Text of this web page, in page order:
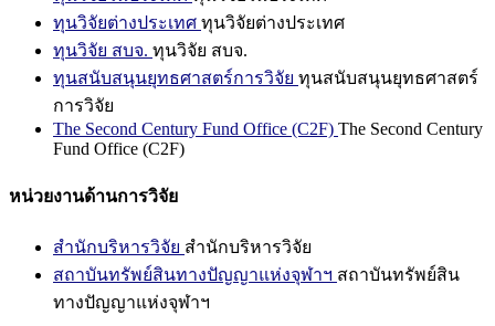
ทุนวิจัยต่างประเทศ ทุนวิจัยต่างประเทศ
ทุนวิจัย สบจ. ทุนวิจัย สบจ.
ทุนสนับสนุนยุทธศาสตร์การวิจัย ทุนสนับสนุนยุทธศาสตร์
การวิจัย
The Second Century Fund Office (C2F) The Second Century
Fund Office (C2F)
หน่วยงานด้านการวิจัย
สำนักบริหารวิจัย สำนักบริหารวิจัย
สถาบันทรัพย์สินทางปัญญาแห่งจุฬาฯ สถาบันทรัพย์สิน
ทางปัญญาแห่งจุฬาฯ